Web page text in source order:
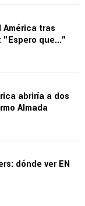
tras
"Espero que..."
abriría a dos
Almada
dónde ver EN